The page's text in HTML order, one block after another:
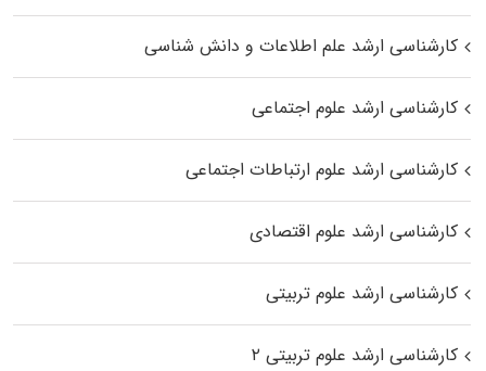
کارشناسی ارشد علم اطلاعات و دانش شناسی
کارشناسی ارشد علوم اجتماعی
کارشناسی ارشد علوم ارتباطات اجتماعی
کارشناسی ارشد علوم اقتصادی
کارشناسی ارشد علوم تربیتی
کارشناسی ارشد علوم تربیتی ۲